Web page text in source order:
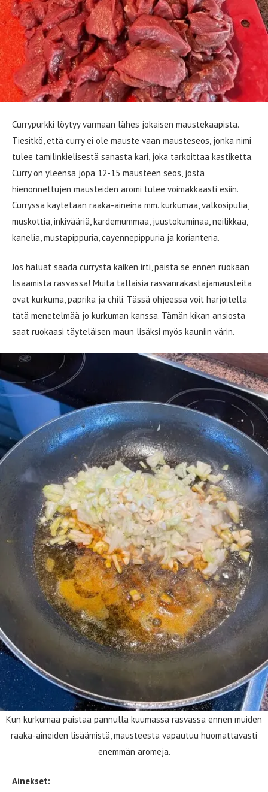
Currypurkki löytyy varmaan lähes jokaisen maustekaapista.
Tiesitkö, että curry ei ole mauste vaan mausteseos, jonka nimi
tulee tamilinkielisestä sanasta kari, joka tarkoittaa kastiketta.
Curry on yleensä jopa 12-15 mausteen seos, josta
hienonnettujen mausteiden aromi tulee voimakkaasti esiin.
Curryssä käytetään raaka-aineina mm. kurkumaa, valkosipulia,
muskottia, inkivääriä, kardemummaa, juustokuminaa, neilikkaa,
kanelia, mustapippuria, cayennepippuria ja korianteria.
Jos haluat saada currysta kaiken irti, paista se ennen ruokaan
lisäämistä rasvassa! Muita tällaisia rasvanrakastajamausteita
ovat kurkuma, paprika ja chili. Tässä ohjeessa voit harjoitella
tätä menetelmää jo kurkuman kanssa. Tämän kikan ansiosta
saat ruokaasi täyteläisen maun lisäksi myös kauniin värin.
Kun kurkumaa paistaa pannulla kuumassa rasvassa ennen muiden
raaka-aineiden lisäämistä, mausteesta vapautuu huomattavasti
enemmän aromeja.
Ainekset: